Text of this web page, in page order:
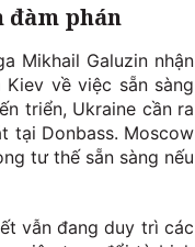
đàm phán
Mikhail Galuzin nhận
về việc sẵn sàng
triển, Ukraine cần ra
tại Donbass. Moscow
tư thế sẵn sàng nếu
vẫn đang duy trì các